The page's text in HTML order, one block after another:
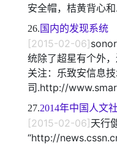
安全帽，桔黄背心和
26. 国内的发现系统
[2015-02-06]
统除了超星有个外
关注：乐致安信息
司.http://
27.2014年中国人文
[2015-02-06]天行
“http://